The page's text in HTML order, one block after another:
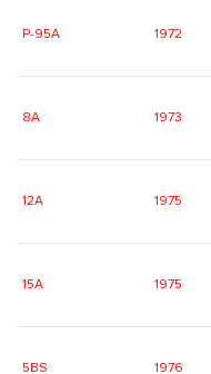
P-95A 1972
8A 1973
12A 1975
15A 1975
5BS 1976